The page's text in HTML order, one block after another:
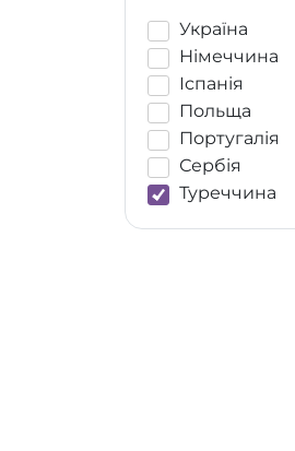
Україна
Німеччина
Іспанія
Польща
Португалія
Сербія
Туреччина